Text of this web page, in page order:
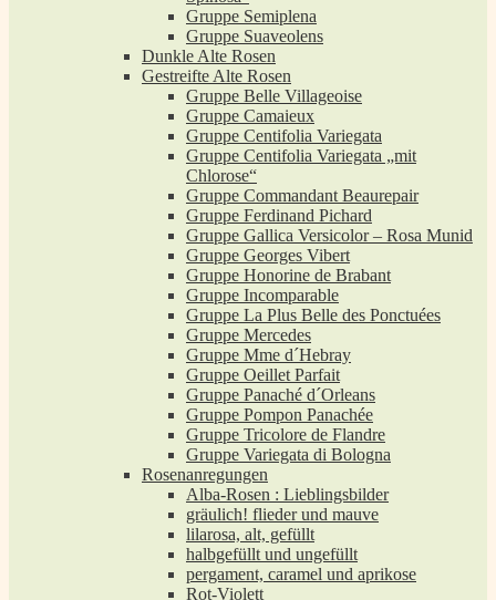
Gruppe Semiplena
Gruppe Suaveolens
Dunkle Alte Rosen
Gestreifte Alte Rosen
Gruppe Belle Villageoise
Gruppe Camaieux
Gruppe Centifolia Variegata
Gruppe Centifolia Variegata „mit
Chlorose“
Gruppe Commandant Beaurepair
Gruppe Ferdinand Pichard
Gruppe Gallica Versicolor – Rosa Munid
Gruppe Georges Vibert
Gruppe Honorine de Brabant
Gruppe Incomparable
Gruppe La Plus Belle des Ponctuées
Gruppe Mercedes
Gruppe Mme d´Hebray
Gruppe Oeillet Parfait
Gruppe Panaché d´Orleans
Gruppe Pompon Panachée
Gruppe Tricolore de Flandre
Gruppe Variegata di Bologna
Rosenanregungen
Alba-Rosen : Lieblingsbilder
gräulich! flieder und mauve
lilarosa, alt, gefüllt
halbgefüllt und ungefüllt
pergament, caramel und aprikose
Rot-Violett